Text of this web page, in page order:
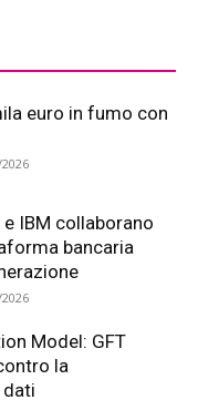
euro in fumo con
IBM collaborano
bancaria
Model: GFT
la